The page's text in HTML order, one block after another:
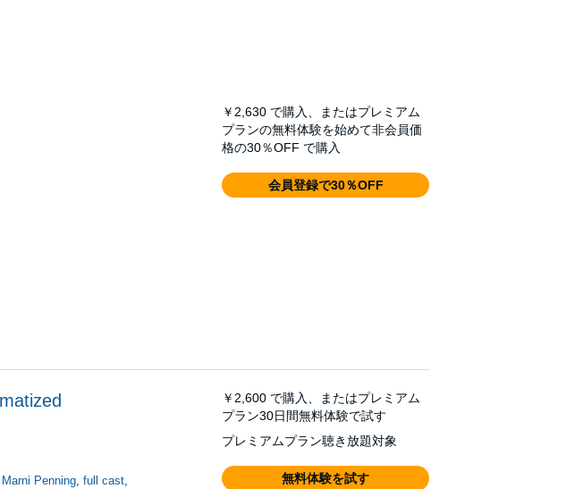
40 I'm ready to carve my own path.
for adventure. Not by half. It is too old to take crap from anyone,
become.
￥2,630 で購入、またはプレミアム
プランの無料体験を始めて非会員価
格の30％OFF で購入
会員登録で30％OFF
Marni Penning, full cast,
￥2,600 で購入、またはプレミアム
プラン30日間無料体験で試す
プレミアムプラン聴き放題対象
無料体験を試す